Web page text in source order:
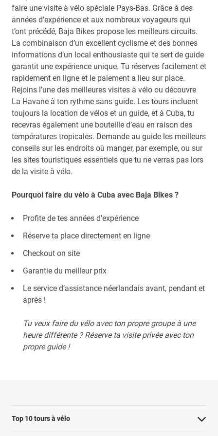
faire une visite à vélo spéciale Pays-Bas. Grâce à des
années d’expérience et aux nombreux voyageurs qui
t’ont précédé, Baja Bikes propose les meilleurs circuits.
La combinaison d’un excellent cyclisme et des bonnes
informations d’un local enthousiaste qui te sert de guide
garantit une expérience unique. Tu réserves facilement et
rapidement en ligne et le paiement a lieu sur place.
Rejoins l’une des meilleures visites à vélo ou découvre
La Havane à ton rythme sans guide. Les tours incluent
toujours la location de vélos et un guide, et à Cuba, tu
recevras également une bouteille d’eau en raison des
températures tropicales. Demande au guide les meilleurs
conseils sur les endroits où manger, par exemple, ou sur
les sites touristiques essentiels que tu ne verras pas lors
de la visite à vélo.
Pourquoi faire du vélo à Cuba avec Baja Bikes ?
Profite de tes années d’expérience
Réserve ta place directement en ligne
Checkout on site
Garantie du meilleur prix
Le service d’assistance néerlandais avant, pendant et
après !
Tu veux faire du vélo avec ton propre groupe à une
heure différente ? Réserve ta visite privée avec ton
propre guide !
Top 10 tours à vélo